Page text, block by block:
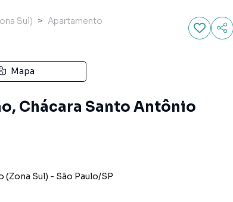
Sul)
Apartamento
Mapa
Chácara Santo Antônio
(Zona Sul) - São Paulo/SP